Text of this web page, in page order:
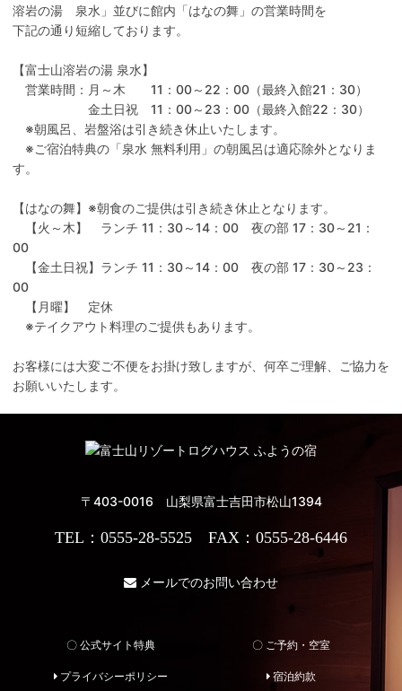
溶岩の湯 泉水」並びに館内「はなの舞」の営業時間を
下記の通り短縮しております。
【富士山溶岩の湯 泉水】
営業時間：月～木 11：00～22：00（最終入館21：30）
金土日祝 11：00～23：00（最終入館22：30）
※朝風呂、岩盤浴は引き続き休止いたします。
※ご宿泊特典の「泉水 無料利用」の朝風呂は適応除外となりま
す。
【はなの舞】※朝食のご提供は引き続き休止となります。
【火～木】 ランチ 11：30～14：00 夜の部 17：30～21：
00
【金土日祝】ランチ 11：30～14：00 夜の部 17：30～23：
00
【月曜】 定休
※テイクアウト料理のご提供もあります。
お客様には大変ご不便をお掛け致しますが、何卒ご理解、ご協力を
お願いいたします。
〒403-0016 山梨県富士吉田市松山1394
TEL：0555-28-5525 FAX：0555-28-6446
メールでのお問い合わせ
〇 公式サイト特典 〇 ご予約・空室
プライバシーポリシー 宿泊約款